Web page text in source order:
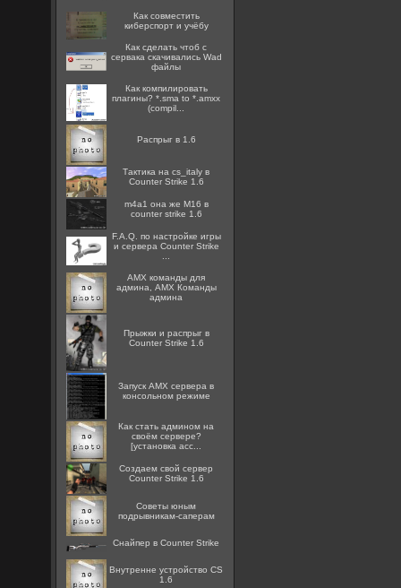
Как совместить
киберспорт и учёбу
Как сделать чтоб с
сервака скачивались Wad
файлы
Как компилировать
плагины? *.sma to *.amxx
(compil...
Распрыг в 1.6
Тактика на cs_italy в
Counter Strike 1.6
m4a1 она же M16 в
counter strike 1.6
F.A.Q. по настройке игры
и сервера Counter Strike
AMX команды для
админа, AMX Команды
админа
Прыжки и распрыг в
Counter Strike 1.6
Запуск AMX сервера в
консольном режиме
Как стать админом на
своём сервере?
[установка acc...
Создаем свой сервер
Counter Strike 1.6
Советы юным
подрывникам-саперам
Снайпер в Counter Strike
Внутренне устройство CS
1.6